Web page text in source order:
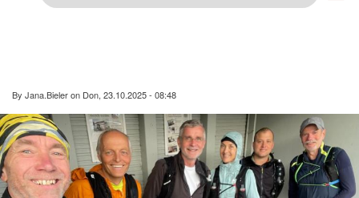
By Jana.Bieleron Don, 23.10.2025 - 08:48